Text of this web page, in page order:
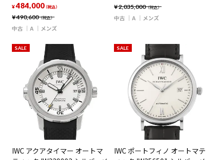
¥490,600（税込）
¥484,000（税込）
中古 A メンズ
¥2,035,000（税込）
中古 A メンズ
SALE
IWC アクアタイマー オートマ
SALE
IWC ポートフィノ オートマテ